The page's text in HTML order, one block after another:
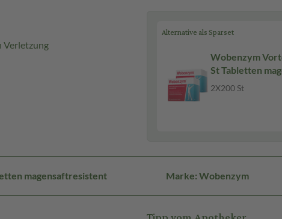
Verletzung
Alternative als Sparset
Wobenzym
St Tabletten
2X200 St
magensaftresistent Marke: Wobenzym